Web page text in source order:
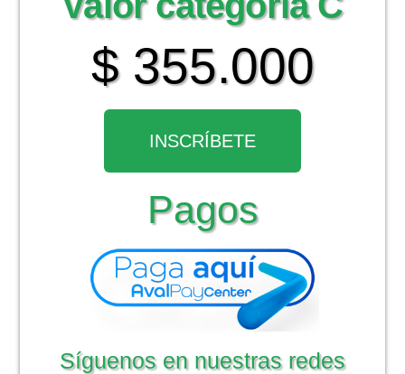
$ 355.000
INSCRÍBETE
Pagos
Síguenos en nuestras redes